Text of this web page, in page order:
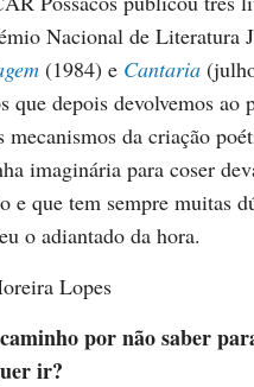
Nacional de Literatura
(1984) e Cantaria
que depois devolvemos
mecanismos da criação
imaginária para coser
e que tem sempre muitas
o adiantado da hora.
Lopes
por não saber
ir?